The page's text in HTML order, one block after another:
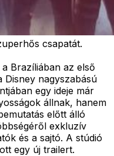
csapatát.
Brazíliában az első
Disney nagyszabású
egy ideje már
állnak, hanem
előtt álló
exkluzív
és a sajtó. A stúdió
egy új trailert.